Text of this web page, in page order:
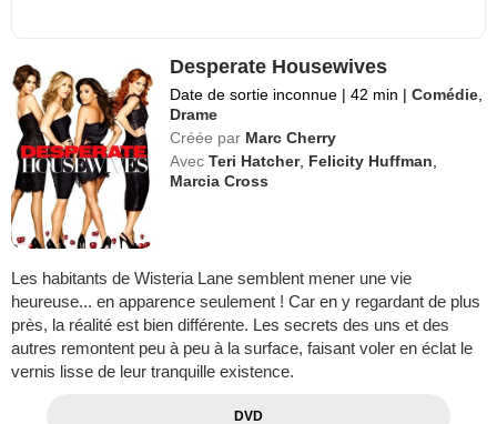
Desperate Housewives
Date de sortie inconnue | 42 min | Comédie
Drame
Créée par Marc Cherry
Avec Teri Hatcher, Felicity Huffman
Marcia Cross
Les habitants de Wisteria Lane semblent mener une vie
heureuse... en apparence seulement ! Car en y regardant de plus
près, la réalité est bien différente. Les secrets des uns et des
autres remontent peu à peu à la surface, faisant voler en éclat le
vernis lisse de leur tranquille existence.
DVD